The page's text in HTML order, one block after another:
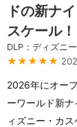
ドの新ナ
スケール！
DLP：ディズニ
★★★★★
2026年にオー
ーワールド新
ィズニー・カス